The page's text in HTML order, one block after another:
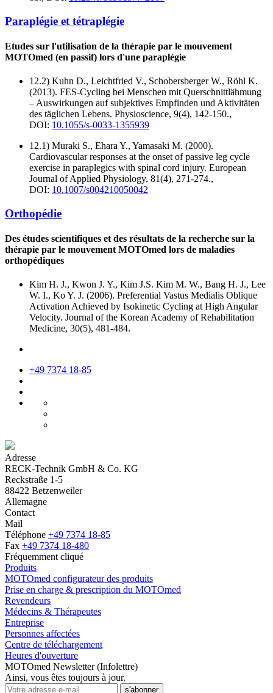
Paraplégie et tétraplégie
Etudes sur l'utilisation de la thérapie par le mouvement
MOTOmed (en passif) lors d'une paraplégie
12.2) Kuhn D., Leichtfried V., Schobersberger W., Röhl K.
(2013). FES-Cycling bei Menschen mit Querschnittlähmung
– Auswirkungen auf subjektives Empfinden und Aktivitäten
des täglichen Lebens. Physioscience, 9(4), 142-150.,
DOI: 10.1055/s-0033-1355939
12.1) Muraki S., Ehara Y., Yamasaki M. (2000).
Cardiovascular responses at the onset of passive leg cycle
exercise in paraplegics with spinal cord injury. European
Journal of Applied Physiology, 81(4), 271-274.,
DOI: 10.1007/s004210050042
Orthopédie
Des études scientifiques et des résultats de la recherche sur la
thérapie par le mouvement MOTOmed lors de maladies
orthopédiques
Kim H. J., Kwon J. Y., Kim J.S. Kim M. W., Bang H. J., Lee
W. I., Ko Y. J. (2006). Preferential Vastus Medialis Oblique
Activation Achieved by Isokinetic Cycling at High Angular
Velocity. Journal of the Korean Academy of Rehabilitation
Medicine, 30(5), 481-484.
+49 7374 18-85
Adresse
RECK-Technik GmbH & Co. KG
Reckstraße 1-5
88422 Betzenweiler
Allemagne
Contact
Mail
Téléphone +49 7374 18-85
Fax +49 7374 18-480
Fréquemment cliqué
Produits
MOTOmed configurateur des produits
Prise en charge & prescription du MOTOmed
Revendeurs
Médecins & Thérapeutes
Entreprise
Personnes affectées
Centre de téléchargement
Heures d'ouverture
MOTOmed Newsletter (Infolettre)
Ainsi, vous êtes toujours à jour.
s'abonner